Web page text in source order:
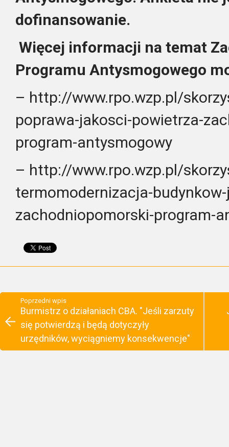
dofinansowanie.
Więcej informacji na temat
Programu Antysmogowego
– http://www.rpo.wzp.pl/
poprawa-jakosci-powietrza-
program-antysmogowy
– http://www.rpo.wzp.pl/
termomodernizacja-
zachodniopomorski-program-
Poprzedni wpis
Burmistrz o działaniach CBA. "Jeśli zarzuty
się potwierdzą i będą dotyczyły
urzędników, wyciągniemy konsekwencje"